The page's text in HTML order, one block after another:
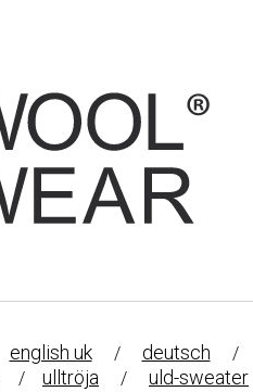
english uk/ deutsch /
/ ulltröja / uld-sweater